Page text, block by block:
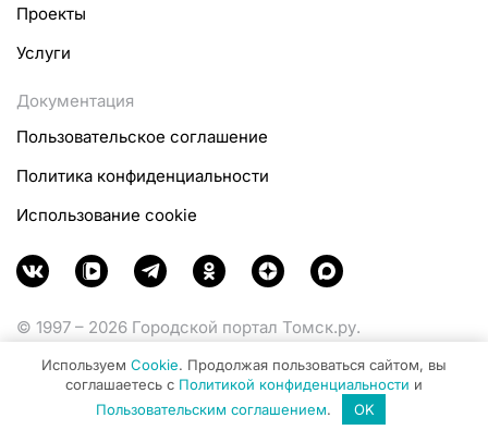
Проекты
Услуги
Документация
Пользовательское соглашение
Политика конфиденциальности
Использование cookie
© 1997 – 2026 Городской портал Томск.ру.
Министерства цифрового развития, связи и массовых
коммуникаций Российской Федерации.
Используем Cookie. Продолжая пользоваться сайтом, вы
соглашаетесь с Политикой конфиденциальности и
Пользовательским соглашением. OK